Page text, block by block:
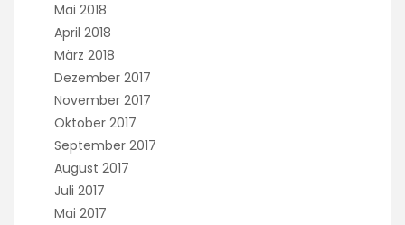
Mai 2018
April 2018
März 2018
Dezember 2017
November 2017
Oktober 2017
September 2017
August 2017
Juli 2017
Mai 2017